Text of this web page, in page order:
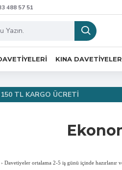
488 57 51
KINA
TL KARGO ÜCRETİ
› Davetiyeler ortalama 2-5 iş günü içinde hazırlanır